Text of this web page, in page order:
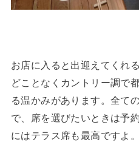
お店に入ると出迎えてくれ
どことなくカントリー調で
る温かみがあります。全て
で、席を選びたいときは予
にはテラス席も最高ですよ。